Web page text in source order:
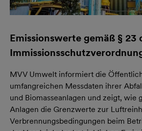
Emissionswerte gemäß § 23
MVV Umwelt informiert die
umfangreichen Messdaten ihrer
und Biomasseanlagen und zeigt, wie
Anlagen die Grenzwerte zur
Verbrennungsbedingungen beim